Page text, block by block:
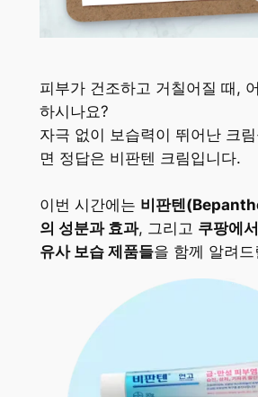
피부가 건조하고 거칠어질 때,
하시나요?
자극 없이 보습력이 뛰어난 크
면 정답은 비판텐 크림입니다.
이번 시간에는 비판텐
의 성분과 효과, 그리고 쿠팡에
유사 보습 제품들을 함께 알려드